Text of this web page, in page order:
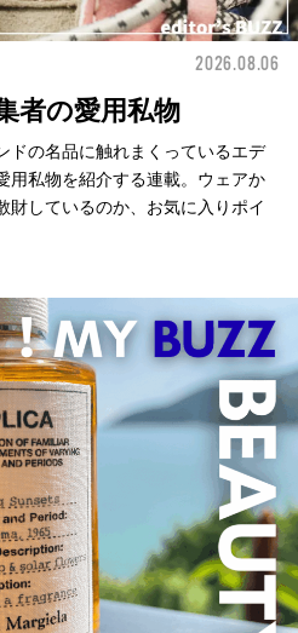
2026.08.06
者の愛用私物
ドの名品に触れまくっているエデ
用私物を紹介する連載。ウェアか
財しているのか、お気に入りポイ